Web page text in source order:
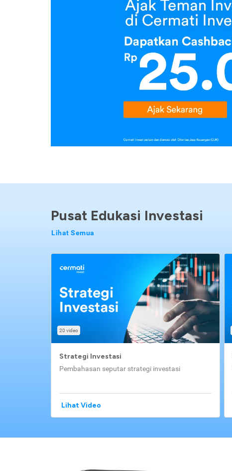
Pusat Edukasi Investasi
Lihat Semua
20 video
Strategi Investasi
Pembahasan seputar strategi investasi
Lihat Video